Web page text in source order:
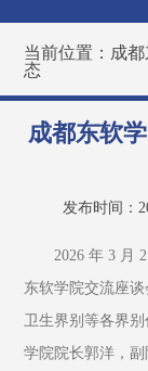
当前位置： 成
态
成都东软
发布时间：
2026 年 3 月
东软学院交流座
卫生界别等各界
学院院长郭洋，